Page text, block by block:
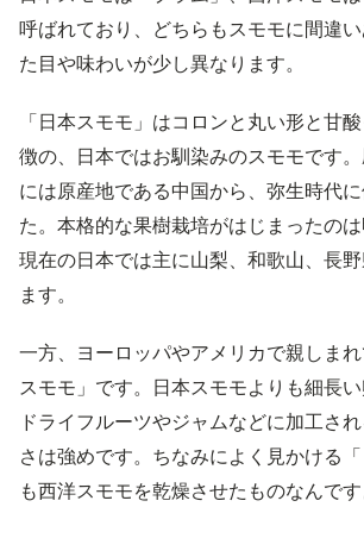
呼ばれており、どちらもスモモに間違
た目や味わいが少し異なります。
「日本スモモ」はコロンと丸い形と甘
徴の、日本ではお馴染みのスモモです
には原産地である中国から、弥生時代
た。本格的な果樹栽培がはじまったのは
現在の日本では主に山梨、和歌山、長
ます。
一方、ヨーロッパやアメリカで親しま
スモモ」です。日本スモモよりも細長い
ドライフルーツやジャムなどに加工さ
さは強めです。ちなみによく見かける「
も西洋スモモを乾燥させたものなんです